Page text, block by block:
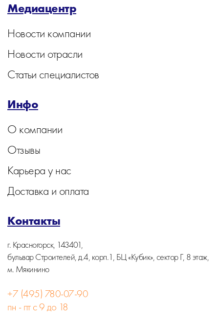
Медиацентр
Новости компании
Новости отрасли
Статьи специалистов
Инфо
О компании
Отзывы
Карьера у нас
Доставка и оплата
Контакты
г. Красногорск, 143401,
бульвар Строителей, д.4, корп.1, БЦ «Кубик», сектор Г, 8 этаж,
м. Мякинино
+7 (495) 780-07-90
пн - пт с 9 до 18